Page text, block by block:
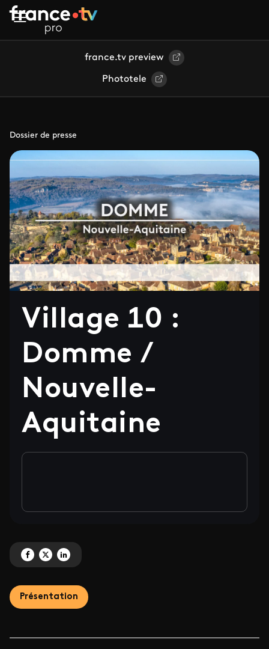
Aller au contenu principal
france.tv preview
Phototele
Dossier de presse
Village 10 :
Domme /
Nouvelle-
Aquitaine
Partagez 'Village 10 : Domme / Nouvelle-Aquitaine' sur Facebook
Partagez 'Village 10 : Domme / Nouvelle-Aquitaine' sur X
Partagez 'Village 10 : Domme / Nouvelle-Aquitaine' sur LinkedIn
Présentation